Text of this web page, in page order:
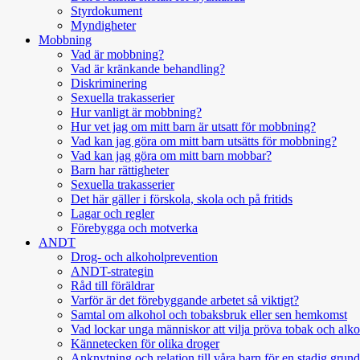
Styrdokument
Myndigheter
Mobbning
Vad är mobbning?
Vad är kränkande behandling?
Diskriminering
Sexuella trakasserier
Hur vanligt är mobbning?
Hur vet jag om mitt barn är utsatt för mobbning?
Vad kan jag göra om mitt barn utsätts för mobbning?
Vad kan jag göra om mitt barn mobbar?
Barn har rättigheter
Sexuella trakasserier
Det här gäller i förskola, skola och på fritids
Lagar och regler
Förebygga och motverka
ANDT
Drog- och alkoholprevention
ANDT-strategin
Råd till föräldrar
Varför är det förebyggande arbetet så viktigt?
Samtal om alkohol och tobaksbruk eller sen hemkomst
Vad lockar unga människor att vilja pröva tobak och
Kännetecken för olika droger